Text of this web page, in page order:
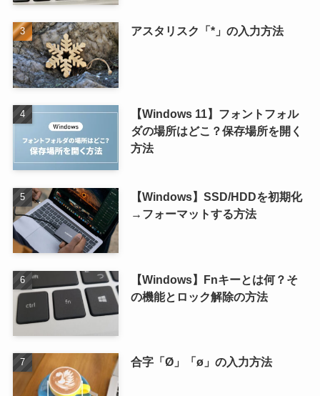
アスタリスク「*」の入力方法
【Windows 11】フォントフォル
ダの場所はどこ？保存場所を開く
方法
【Windows】SSD/HDDを初期化
→フォーマットする方法
【Windows】Fnキーとは何？そ
の機能とロック解除の方法
合字「Ø」「ø」の入力方法